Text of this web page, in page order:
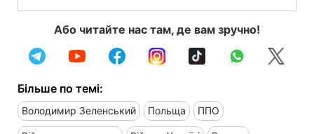
Або читайте нас там, де вам зручно!
Більше по темі:
Володимир Зеленський Польща ППО